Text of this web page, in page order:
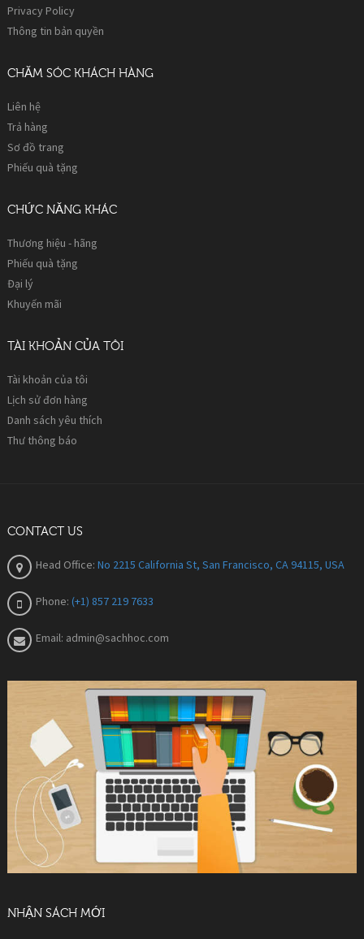
Privacy Policy
Thông tin bản quyền
CHĂM SÓC KHÁCH HÀNG
Liên hệ
Trả hàng
Sơ đồ trang
Phiếu quà tặng
CHỨC NĂNG KHÁC
Thương hiệu - hãng
Phiếu quà tặng
Đại lý
Khuyến mãi
TÀI KHOẢN CỦA TÔI
Tài khoản của tôi
Lịch sử đơn hàng
Danh sách yêu thích
Thư thông báo
CONTACT US
Head Office: No 2215 California St, San Francisco, CA 94115, USA
Phone: (+1) 857 219 7633
Email: admin@sachhoc.com
NHẬN SÁCH MỚI